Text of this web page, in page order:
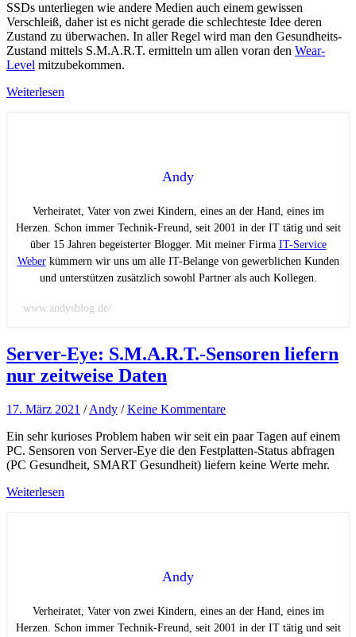
SSDs unterliegen wie andere Medien auch einem gewissen
Verschleiß, daher ist es nicht gerade die schlechteste Idee deren
Zustand zu überwachen. In aller Regel wird man den Gesundheits-
Zustand mittels S.M.A.R.T. ermitteln um allen voran den Wear-
Level mitzubekommen.
Weiterlesen
Andy
Verheiratet, Vater von zwei Kindern, eines an der Hand, eines im
Herzen. Schon immer Technik-Freund, seit 2001 in der IT tätig und seit
über 15 Jahren begeisterter Blogger. Mit meiner Firma IT-Service
Weberkümmern wir uns um alle IT-Belange von gewerblichen Kunden
und unterstützen zusätzlich sowohl Partner als auch Kollegen.
www.andysblog.de/
Server-Eye: S.M.A.R.T.-Sensoren liefern
nur zeitweise Daten
17. März 2021 /Andy /Keine Kommentare
Ein sehr kurioses Problem haben wir seit ein paar Tagen auf einem
PC. Sensoren von Server-Eye die den Festplatten-Status abfragen
(PC Gesundheit, SMART Gesundheit) liefern keine Werte mehr.
Weiterlesen
Andy
Verheiratet, Vater von zwei Kindern, eines an der Hand, eines im
Herzen. Schon immer Technik-Freund, seit 2001 in der IT tätig und seit